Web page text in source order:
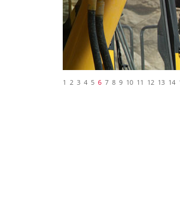
1 2 3 4 5 6 7 8 9 10 11 12 13 14